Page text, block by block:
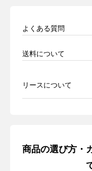
よくある質問
送料について
リースについて
商品の選び方・